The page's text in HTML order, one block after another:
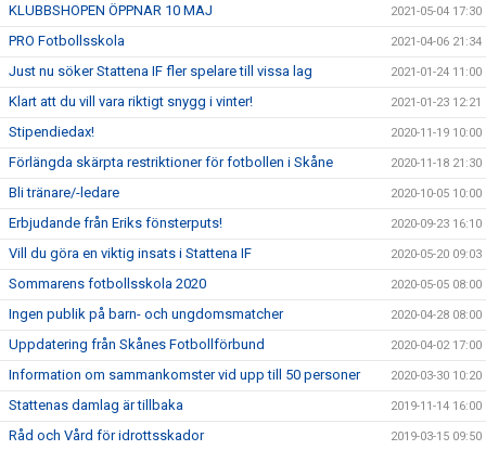
KLUBBSHOPEN ÖPPNAR 10 MAJ 2021-05-04 17:30
PRO Fotbollsskola 2021-04-06 21:34
Just nu söker Stattena IF fler spelare till vissa lag 2021-01-24 11:00
Klart att du vill vara riktigt snygg i vinter! 2021-01-23 12:21
Stipendiedax! 2020-11-19 10:00
Förlängda skärpta restriktioner för fotbollen i Skåne 2020-11-18 21:30
Bli tränare/-ledare 2020-10-05 10:00
Erbjudande från Eriks fönsterputs! 2020-09-23 16:10
Vill du göra en viktig insats i Stattena IF 2020-05-20 09:03
Sommarens fotbollsskola 2020 2020-05-05 08:00
Ingen publik på barn- och ungdomsmatcher 2020-04-28 08:00
Uppdatering från Skånes Fotbollförbund 2020-04-02 17:00
Information om sammankomster vid upp till 50 personer 2020-03-30 10:20
Stattenas damlag är tillbaka 2019-11-14 16:00
Råd och Vård för idrottsskador 2019-03-15 09:50